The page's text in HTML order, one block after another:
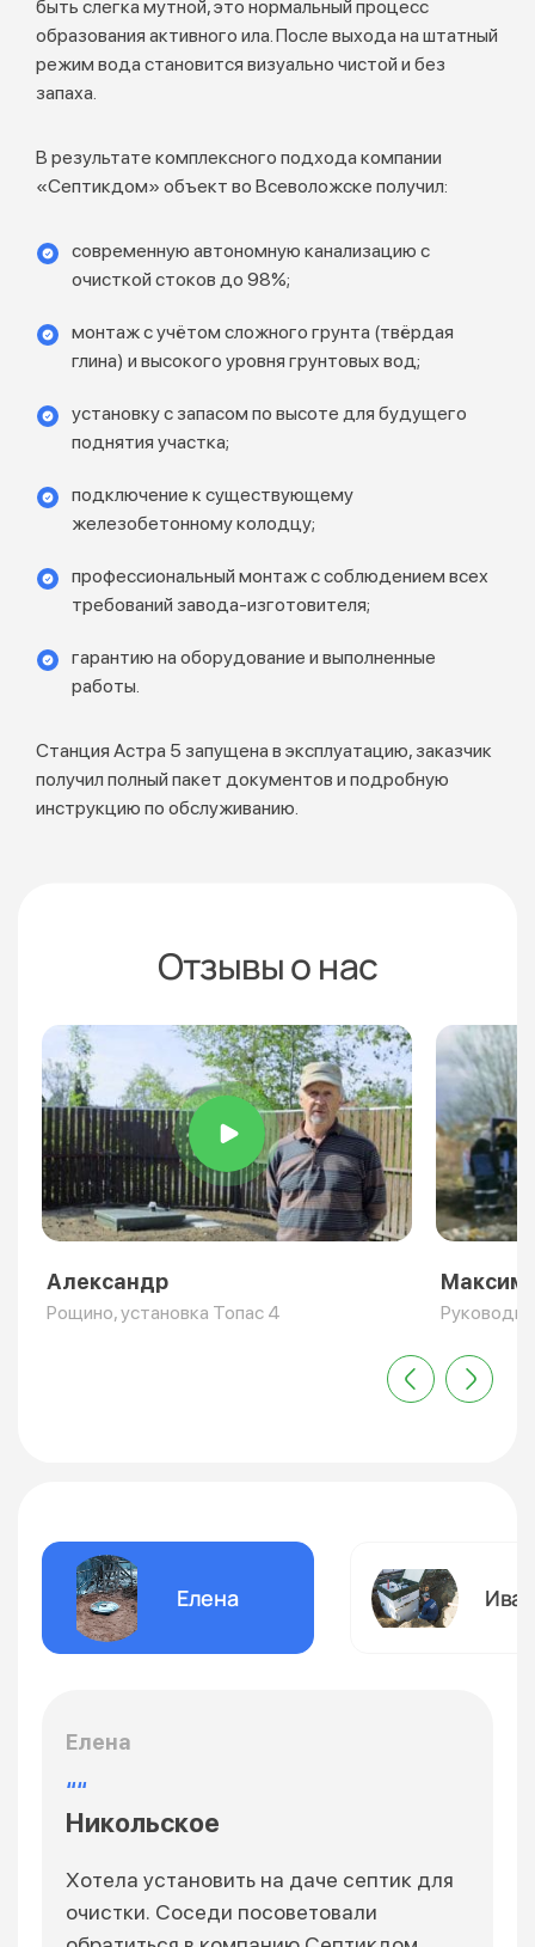
быть слегка мутной, это нормальный процесс
образования активного ила. После выхода на штатный
режим вода становится визуально чистой и без
запаха.
В результате комплексного подхода компании
«Септикдом» объект во Всеволожске получил:
современную автономную канализацию с
очисткой стоков до 98%;
монтаж с учётом сложного грунта (твёрдая
глина) и высокого уровня грунтовых вод;
установку с запасом по высоте для будущего
поднятия участка;
подключение к существующему
железобетонному колодцу;
профессиональный монтаж с соблюдением всех
требований завода-изготовителя;
гарантию на оборудование и выполненные
работы.
Станция Астра 5 запущена в эксплуатацию, заказчик
получил полный пакет документов и подробную
инструкцию по обслуживанию.
Отзывы о нас
Александр
Рощино, установка Топас 4
Максим
Елена Иван
Елена
Никольское
Хотела установить на даче септик для
очистки. Соседи посоветовали